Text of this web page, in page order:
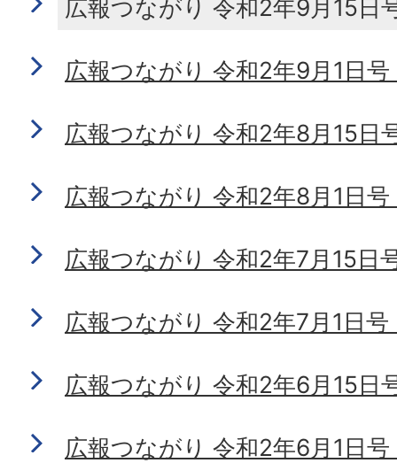
広報つながり 令和2年9月15日
広報つながり 令和2年9月1日号
広報つながり 令和2年8月15日
広報つながり 令和2年8月1日号
広報つながり 令和2年7月15日
広報つながり 令和2年7月1日号
広報つながり 令和2年6月15日
広報つながり 令和2年6月1日号